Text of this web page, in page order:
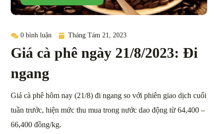
0 bình luận Tháng Tám 21, 2023
Giá cà phê ngày 21/8/2023: Đi
ngang
Giá cà phê hôm nay (21/8) đi ngang so với phiên giao dịch cuối
tuần trước, hiện mức thu mua trong nước dao động từ 64,400 –
66,400 đồng/kg.